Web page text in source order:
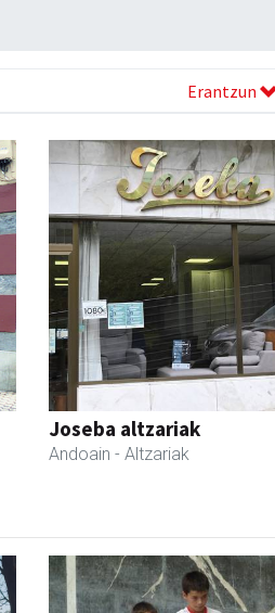
Erantzun
Joseba altzariak
Andoain - Altzariak